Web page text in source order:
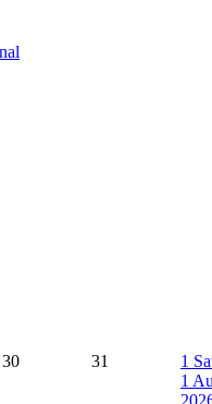
30 31 1
1